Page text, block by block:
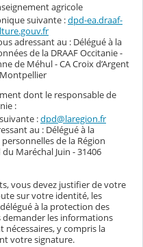
agricole
suivante :dpd-ea.draaf-
adressant au : Délégué à la
de la DRAAF Occitanie -
de Méhul - CA Croix d’Argent
Montpellier
dont le responsable de
:
:dpd@laregion.fr
au : Délégué à la
de la Région
Maréchal Juin - 31406
vous devez justifier de votre
sur votre identité, les
à la protection des
les informations
y compris la
votre signature.